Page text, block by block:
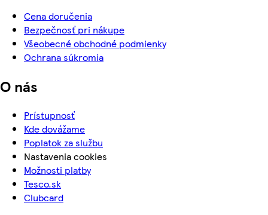
Cena doručenia
Bezpečnosť pri nákupe
Všeobecné obchodné podmienky
Ochrana súkromia
O nás
Prístupnosť
Kde dovážame
Poplatok za službu
Nastavenia cookies
Možnosti platby
Tesco.sk
Clubcard